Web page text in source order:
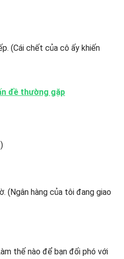
(Cái chết của cô ấy khiến
đề thường gặp
(Ngân hàng của tôi đang giao
thế nào để bạn đối phó với